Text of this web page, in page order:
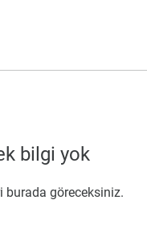
bilgi yok
burada göreceksiniz.